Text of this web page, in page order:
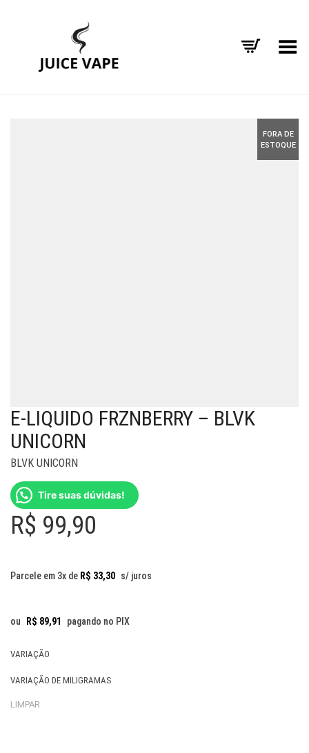
Alternar Menu
FORA DE
ESTOQUE
E-LIQUIDO FRZNBERRY – BLVK
UNICORN
BLVK UNICORN
Tire suas dúvidas!
R$ 99,90
Parcele em 3x de R$ 33,30 s/ juros
ou R$ 89,91 pagando no PIX
VARIAÇÃO
VARIAÇÃO DE MILIGRAMAS
LIMPAR